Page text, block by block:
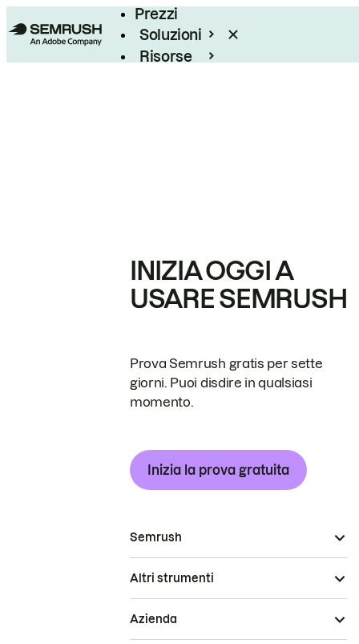
Prezzi
Soluzioni
Risorse
INIZIA OGGI A
USARE SEMRUSH
Prova Semrush gratis per sette
giorni. Puoi disdire in qualsiasi
momento.
Inizia la prova gratuita
Semrush
Altri strumenti
Azienda